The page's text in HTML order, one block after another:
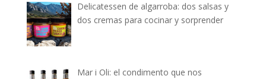
Delicatessen de algarroba: dos salsas y
dos cremas para cocinar y sorprender
Mar i Oli: el condimento que nos